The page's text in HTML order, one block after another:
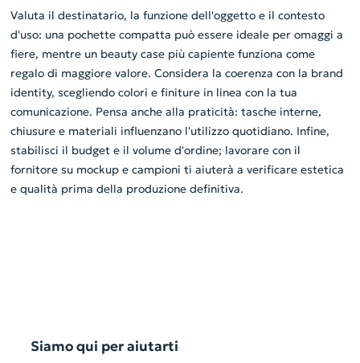
Valuta il destinatario, la funzione dell'oggetto e il contesto
d'uso: una pochette compatta può essere ideale per omaggi a
fiere, mentre un beauty case più capiente funziona come
regalo di maggiore valore. Considera la coerenza con la brand
identity, scegliendo colori e finiture in linea con la tua
comunicazione. Pensa anche alla praticità: tasche interne,
chiusure e materiali influenzano l'utilizzo quotidiano. Infine,
stabilisci il budget e il volume d'ordine; lavorare con il
fornitore su mockup e campioni ti aiuterà a verificare estetica
e qualità prima della produzione definitiva.
Siamo qui per aiutarti